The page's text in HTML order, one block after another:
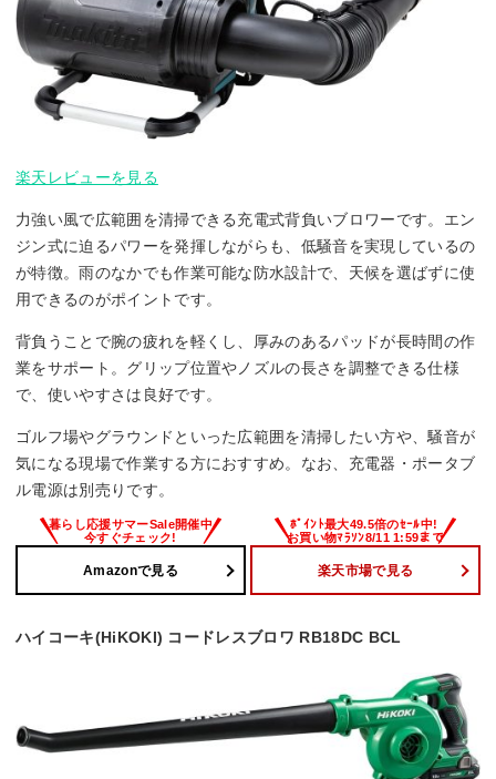
楽天レビューを見る
力強い風で広範囲を清掃できる充電式背負いブロワーです。エン
ジン式に迫るパワーを発揮しながらも、低騒音を実現しているの
が特徴。雨のなかでも作業可能な防水設計で、天候を選ばずに使
用できるのがポイントです。
背負うことで腕の疲れを軽くし、厚みのあるパッドが長時間の作
業をサポート。グリップ位置やノズルの長さを調整できる仕様
で、使いやすさは良好です。
ゴルフ場やグラウンドといった広範囲を清掃したい方や、騒音が
気になる現場で作業する方におすすめ。なお、充電器・ポータブ
ル電源は別売りです。
Amazonで見る 楽天市場で見る
ハイコーキ(HiKOKI) コードレスブロワ RB18DC BCL